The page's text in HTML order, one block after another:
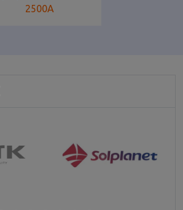
2500Α